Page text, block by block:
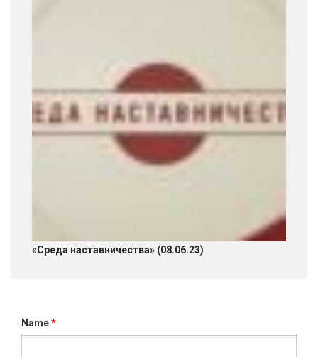
«Среда наставничества» (08.06.23)
Name*